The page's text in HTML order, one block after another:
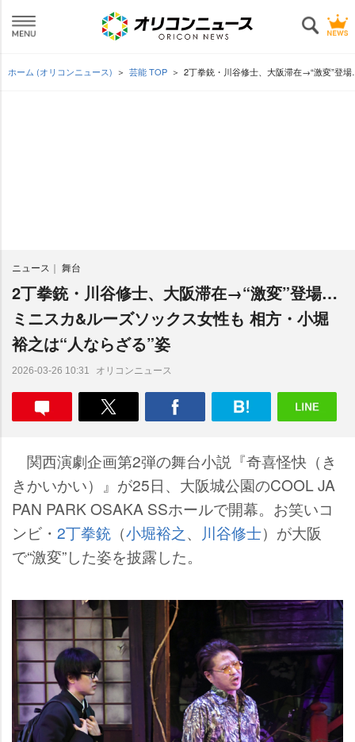
ホーム (オリコンニュース) 芸能 TOP 2丁拳銃・川谷修士、大阪滞在→“激変”登
ニュース 舞台
2丁拳銃・川谷修士、大阪滞在→“激変”登場…
ミニスカ&ルーズソックス女性も 相方・小堀
裕之は“人ならざる”姿
2026-03-26 10:31 オリコンニュース
関西演劇企画第2弾の舞台小説『奇喜怪快（き
きかいかい）』が25日、大阪城公園のCOOL JA
PAN PARK OSAKA SSホールで開幕。お笑いコ
ンビ・ 2丁拳銃 （小堀裕之、 川谷修士）が大阪
で“激変”した姿を披露した。